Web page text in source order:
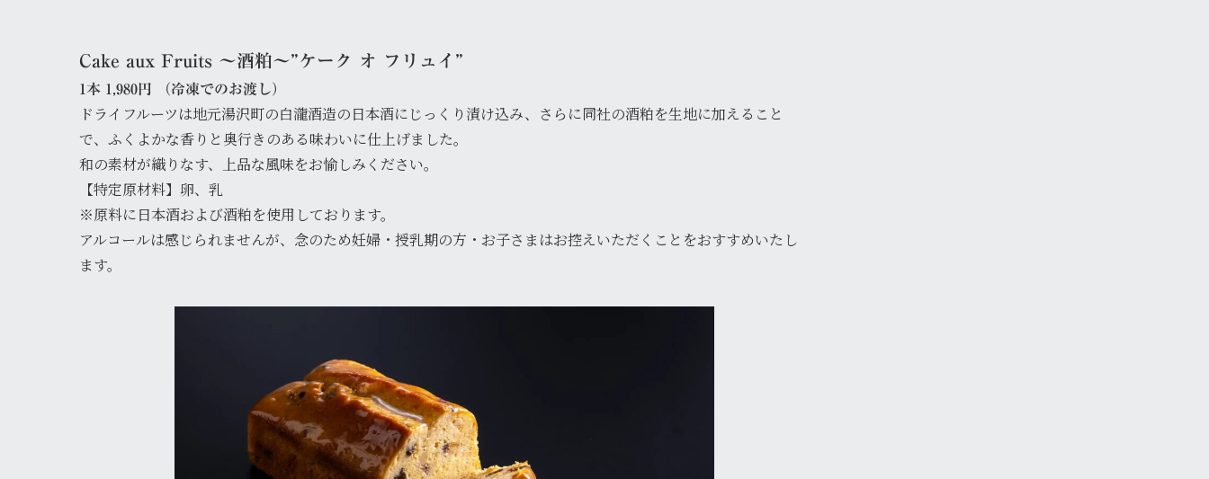
Cake aux Fruits ～酒粕～”ケーク オ フリュイ”
1本 1,980円 （冷凍でのお渡し）
ドライフルーツは地元湯沢町の白瀧酒造の日本酒にじっくり漬け込み、さらに同社の酒粕を生地に加えること
で、ふくよかな香りと奥行きのある味わいに仕上げました。
和の素材が織りなす、上品な風味をお愉しみください。
【特定原材料】卵、乳
※原料に日本酒および酒粕を使用しております。
アルコールは感じられませんが、念のため妊婦・授乳期の方・お子さまはお控えいただくことをおすすめいたし
ます。